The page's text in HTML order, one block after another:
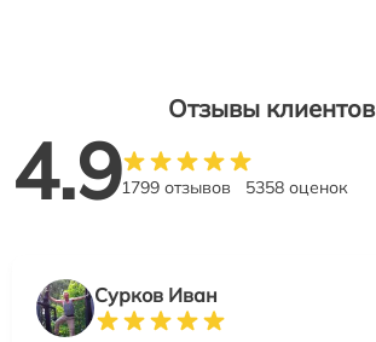
Отзывы клиентов
4.91799 отзывов 5358 оценок
Сурков Иван